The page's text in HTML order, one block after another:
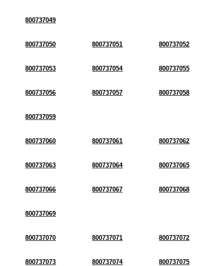
800737049
800737050 800737051 800737052
800737053 800737054 800737055
800737056 800737057 800737058
800737059
800737060 800737061 800737062
800737063 800737064 800737065
800737066 800737067 800737068
800737069
800737070 800737071 800737072
800737073 800737074 800737075